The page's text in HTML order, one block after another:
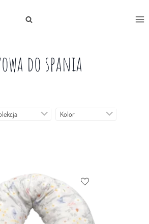
Kolor
do spania